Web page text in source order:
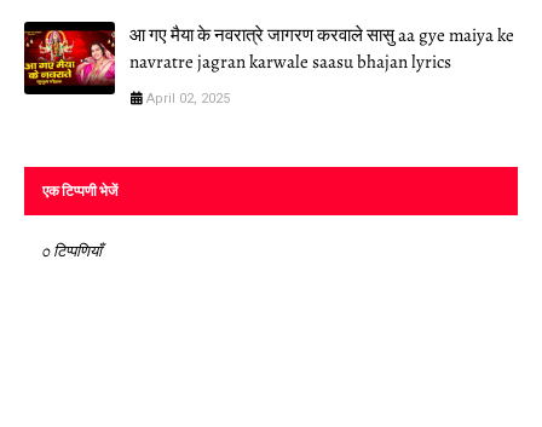
आ गए मैया के नवरात्रे जागरण करवाले सासु aa gye maiya ke
navratre jagran karwale saasu bhajan lyrics
April 02, 2025
एक टिप्पणी भेजें
0 टिप्पणियाँ